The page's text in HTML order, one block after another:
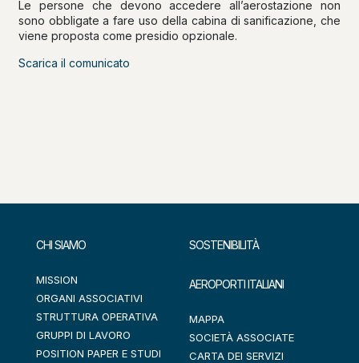
Le persone che devono accedere all’aerostazione non
sono obbligate a fare uso della cabina di sanificazione, che
viene proposta come presidio opzionale.
Scarica il comunicato
CHI SIAMO
MISSION
ORGANI ASSOCIATIVI
STRUTTURA OPERATIVA
GRUPPI DI LAVORO
POSITION PAPER E STUDI
SOSTENIBILITÀ
AEROPORTI ITALIANI
MAPPA
SOCIETÀ ASSOCIATE
CARTA DEI SERVIZI